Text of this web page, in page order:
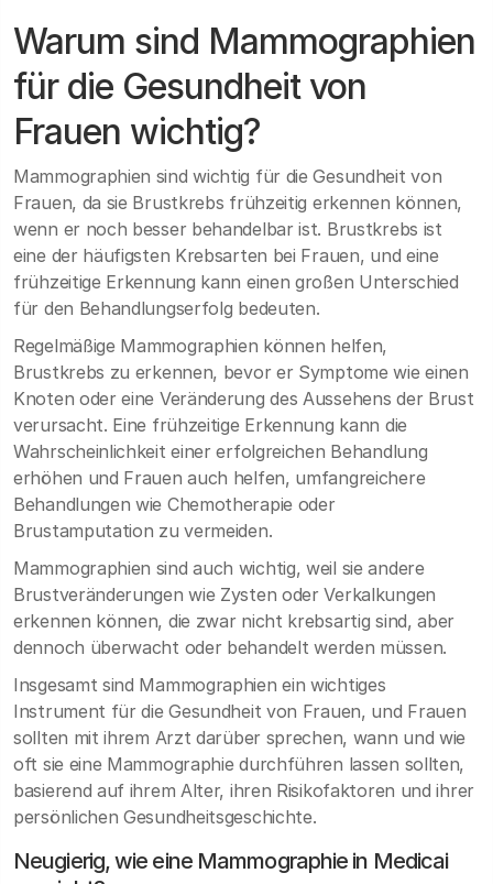
Warum sind Mammographien
für die Gesundheit von
Frauen wichtig?
Mammographien sind wichtig für die Gesundheit von
Frauen, da sie Brustkrebs frühzeitig erkennen können,
wenn er noch besser behandelbar ist. Brustkrebs ist
eine der häufigsten Krebsarten bei Frauen, und eine
frühzeitige Erkennung kann einen großen Unterschied
für den Behandlungserfolg bedeuten.
Regelmäßige Mammographien können helfen,
Brustkrebs zu erkennen, bevor er Symptome wie einen
Knoten oder eine Veränderung des Aussehens der Brust
verursacht. Eine frühzeitige Erkennung kann die
Wahrscheinlichkeit einer erfolgreichen Behandlung
erhöhen und Frauen auch helfen, umfangreichere
Behandlungen wie Chemotherapie oder
Brustamputation zu vermeiden.
Mammographien sind auch wichtig, weil sie andere
Brustveränderungen wie Zysten oder Verkalkungen
erkennen können, die zwar nicht krebsartig sind, aber
dennoch überwacht oder behandelt werden müssen.
Insgesamt sind Mammographien ein wichtiges
Instrument für die Gesundheit von Frauen, und Frauen
sollten mit ihrem Arzt darüber sprechen, wann und wie
oft sie eine Mammographie durchführen lassen sollten,
basierend auf ihrem Alter, ihren Risikofaktoren und ihrer
persönlichen Gesundheitsgeschichte.
Neugierig, wie eine Mammographie in Medicai